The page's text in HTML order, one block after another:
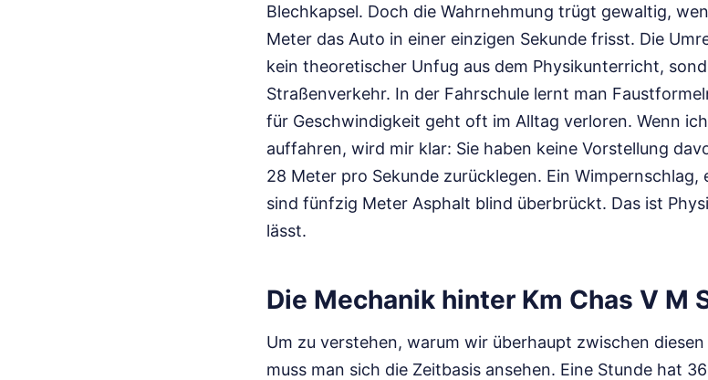
Blechkapsel. Doch die Wahrnehmung trügt gewaltig,
Meter das Auto in einer einzigen Sekunde frisst. Die
kein theoretischer Unfug aus dem Physikunterricht,
Straßenverkehr. In der Fahrschule lernt man
für Geschwindigkeit geht oft im Alltag verloren. Wenn
auffahren, wird mir klar: Sie haben keine Vorstellung
28 Meter pro Sekunde zurücklegen. Ein Wimpernschlag,
sind fünfzig Meter Asphalt blind überbrückt. Das ist
lässt.
Die Mechanik hinter Km Chas V M
Um zu verstehen, warum wir überhaupt zwischen
muss man sich die Zeitbasis ansehen. Eine Stunde hat